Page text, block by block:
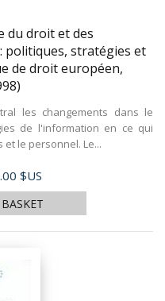
du droit et des
stratégies et
de droit européen,
les changements dans le
de l'information en ce qui
le personnel. Le...
$US